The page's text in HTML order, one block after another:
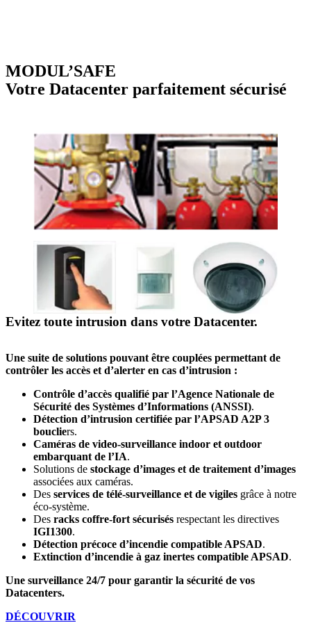
MODUL’SAFE
Votre Datacenter parfaitement sécurisé
Evitez toute intrusion dans votre Datacenter.
Une suite de solutions pouvant être couplées permettant de
contrôler les accès et d’alerter en cas d’intrusion :
Contrôle d’accès qualifié par l’Agence Nationale de
Sécurité des Systèmes d’Informations (ANSSI).
Détection d’intrusion certifiée par l’APSAD A2P 3
boucliers.
Caméras de video-surveillance indoor et outdoor
embarquant de l’IA.
Solutions de stockage d’images et de traitement d’images
associées aux caméras.
Des services de télé-surveillance et de vigiles grâce à notre
éco-système.
Des racks coffre-fort sécurisés respectant les directives
IGI1300.
Détection précoce d’incendie compatible APSAD.
Extinction d’incendie à gaz inertes compatible APSAD.
Une surveillance 24/7 pour garantir la sécurité de vos
Datacenters.
DÉCOUVRIR